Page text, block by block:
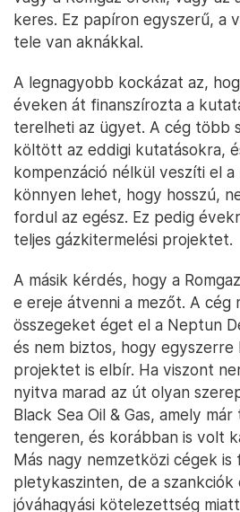
keres. Ez papíron egyszerű, a
tele van aknákkal.
A legnagyobb kockázat az,
éveken át finanszírozta a
terelheti az ügyet. A cég több
költött az eddigi kutatásokra,
kompenzáció nélkül veszíti el
könnyen lehet, hogy hosszú,
fordul az egész. Ez pedig
teljes gázkitermelési projektet.
A másik kérdés, hogy a
e ereje átvenni a mezőt. A cég
összegeket éget el a Neptun
és nem biztos, hogy
projektet is elbír. Ha viszont
nyitva marad az út olyan
Black Sea Oil & Gas, amely
tengeren, és korábban is volt
Más nagy nemzetközi cégek
pletykaszinten, de a szankciók
jóváhagyási kötelezettség